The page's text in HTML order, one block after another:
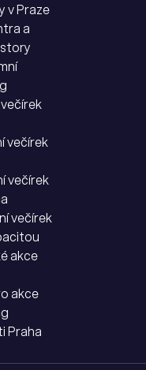
v Praze
a
večírek
večírek
večírek
akce
akce
Praha